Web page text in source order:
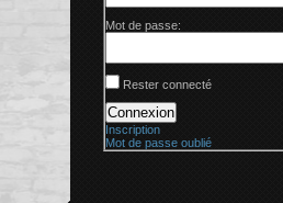
Mot de passe:
Rester connecté
Connexion
Inscription
Mot de passe oublié